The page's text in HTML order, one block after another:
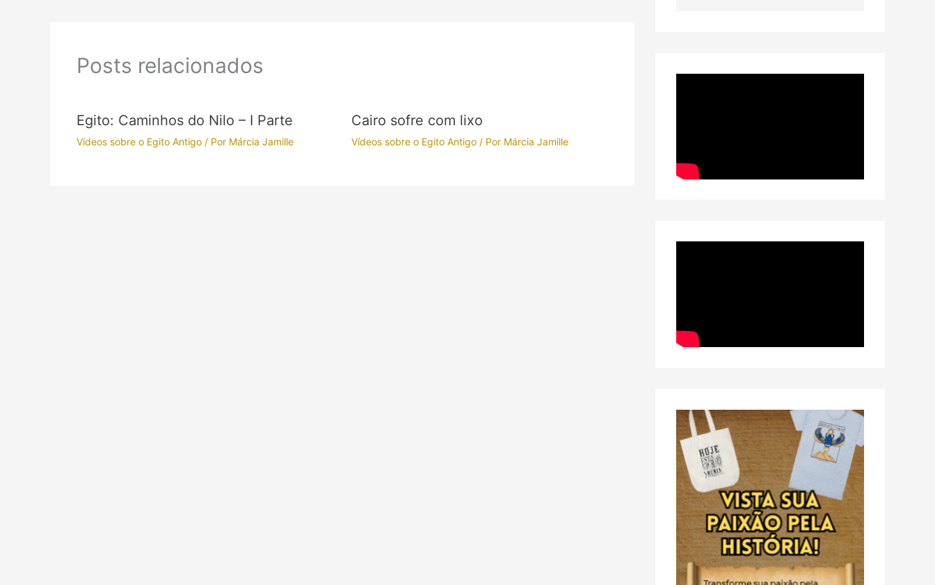
Posts relacionados
Egito: Caminhos do Nilo – I Parte
Vídeos sobre o Egito Antigo/ Por Márcia Jamille
Cairo sofre com lixo
Vídeos sobre o Egito Antigo/ Por Márcia Jamille